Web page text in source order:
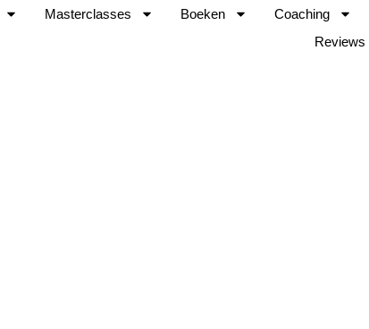
Masterclasses Boeken
Coaching
Reviews